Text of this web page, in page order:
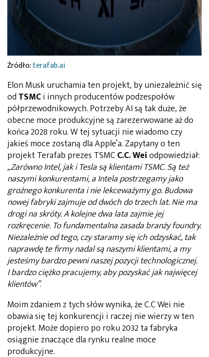
Źródło:terafab.ai
Elon Musk uruchamia ten projekt, by uniezależnić się
od TSMCi innych producentów podzespołów
półprzewodnikowych. Potrzeby AI są tak duże, że
obecne moce produkcyjne są zarezerwowane aż do
końca 2028 roku. W tej sytuacji nie wiadomo czy
jakieś moce zostaną dla Apple’a. Zapytany o ten
projekt Terafab prezes TSMC C.C. Weiodpowiedział:
„Zarówno Intel, jak i Tesla są klientami TSMC. Są też
naszymi konkurentami, a Intela postrzegamy jako
groźnego konkurenta i nie lekceważymy go. Budowa
nowej fabryki zajmuje od dwóch do trzech lat. Nie ma
drogi na skróty. A kolejne dwa lata zajmie jej
rozkręcenie. To fundamentalna zasada branży foundry.
Niezależnie od tego, czy staramy się ich odzyskać, tak
naprawdę te firmy nadal są naszymi klientami, a my
jesteśmy bardzo pewni naszej pozycji technologicznej.
I bardzo ciężko pracujemy, aby pozyskać jak najwięcej
klientów”.
Moim zdaniem z tych słów wynika, że C.C Wei nie
obawia się tej konkurencji i raczej nie wierzy w ten
projekt. Może dopiero po roku 2032 ta fabryka
osiągnie znaczące dla rynku realne moce
produkcyjne.